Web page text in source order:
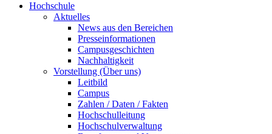
Hochschule
Aktuelles
News aus den Bereichen
Presseinformationen
Campusgeschichten
Nachhaltigkeit
Vorstellung (Über uns)
Leitbild
Campus
Zahlen / Daten / Fakten
Hochschulleitung
Hochschulverwaltung